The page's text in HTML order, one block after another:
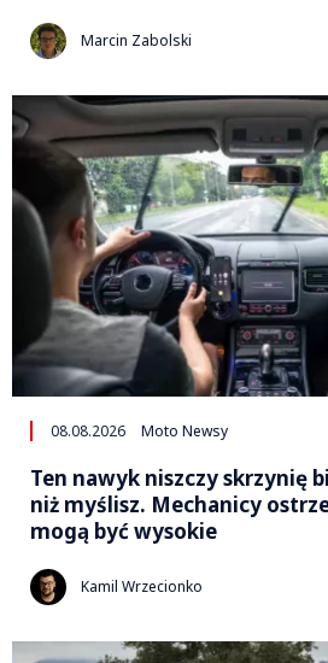
Marcin Zabolski
08.08.2026 Moto Newsy
Ten nawyk niszczy skrzynię
niż myślisz. Mechanicy
mogą być wysokie
Kamil Wrzecionko